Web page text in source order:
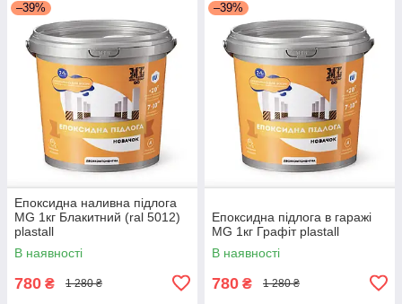
–39%
Епоксидна наливна підлога
MG 1кг Блакитний (ral 5012)
plastall
В наявності
780 ₴ 1 280 ₴
–39%
Епоксидна підлога в гаражі
MG 1кг Графіт plastall
В наявності
780 ₴ 1 280 ₴